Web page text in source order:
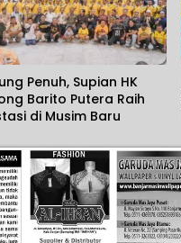
Penuh, Supian HK
Barito Putera Raih
di Musim Baru